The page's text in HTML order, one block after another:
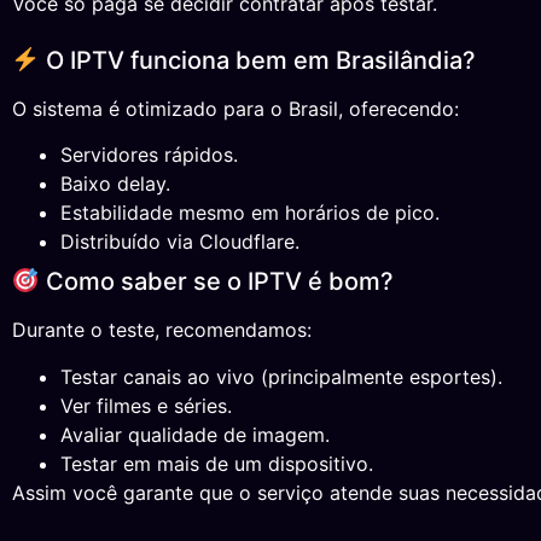
O IPTV funciona bem em Brasilândia?
O sistema é otimizado para o Brasil, oferecendo:
Servidores rápidos.
Baixo delay.
Estabilidade mesmo em horários de pico.
Distribuído via Cloudflare.
Como saber se o IPTV é bom?
Durante o teste, recomendamos:
Testar canais ao vivo (principalmente esportes).
Ver filmes e séries.
Avaliar qualidade de imagem.
Testar em mais de um dispositivo.
Assim você garante que o serviço atende suas